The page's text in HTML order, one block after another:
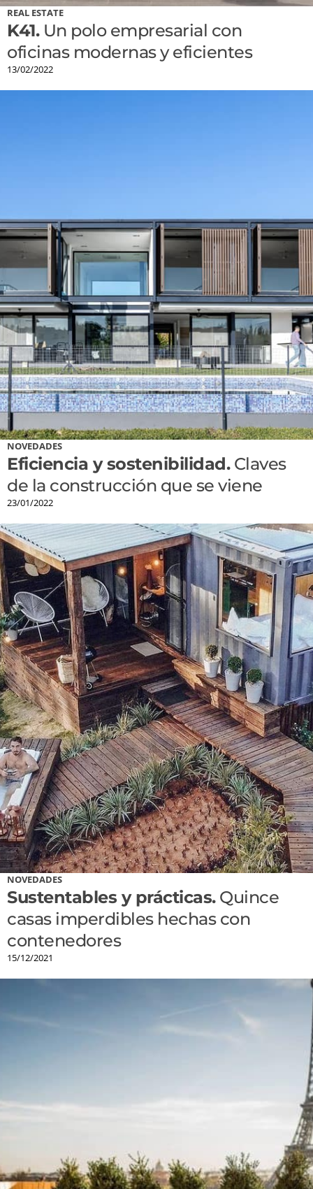
REAL ESTATE
K41.Un polo empresarial con
oficinas modernas y eficientes
13/02/2022
NOVEDADES
Eficiencia y sostenibilidad.Claves
de la construcción que se viene
23/01/2022
NOVEDADES
Sustentables y prácticas.Quince
casas imperdibles hechas con
contenedores
15/12/2021